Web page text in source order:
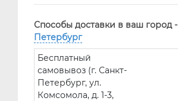
Способы доставки в ваш город -
Петербург
Бесплатный
самовывоз (г. Санкт-
Петербург, ул.
Комсомола, д. 1-3,